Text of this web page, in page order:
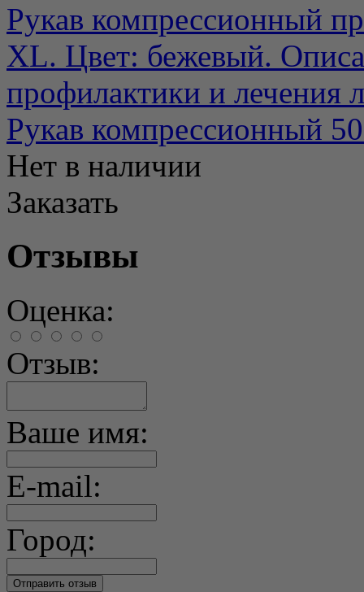
Рукав компрессионный
XL. Цвет: бежевый.
профилактики и лечения
Рукав компрессионный
Нет в наличии
Заказать
Отзывы
Оценка:
Отзыв:
Ваше имя:
E-mail:
Город: